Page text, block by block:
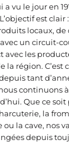
vu le jour en
est clair
locaux, de
un circuit-
avec les
la région. C’est
tant
continuons
Que ce soit
la
ou la cave, nos
depuis